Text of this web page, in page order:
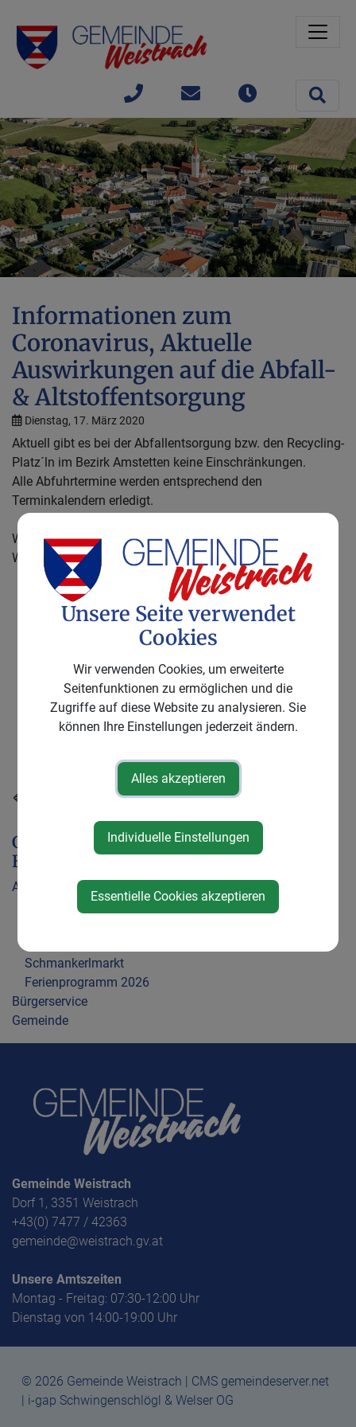
+43(0)
7477 /
42363
Gemeinde &
Bürgerservice
Aktuelles
Amtstafel
Schmankerlmarkt
Ferienprogramm 2026
Bürgerservice
Gemeinde
Informationen zum
Coronavirus, Aktuelle
Auswirkungen auf die Abfall-
& Altstoffentsorgung
Dienstag, 17. März 2020
Aktuell gibt es bei der Abfallentsorgung bzw. den Recycling-
Platz´ln im Bezirk Amstetten keine Einschränkungen.
Alle Abfuhrtermine werden entsprechend den
Terminkalendern erledigt.
Weitere Informationen erhalten Sie jeweils hier auf dieser
Website:www.gda.gv.at/Coronavirus
⇐ zurück
Gemeinde Weistrach
Dorf 1, 3351 Weistrach
+43(0) 7477 / 42363
gemeinde@weistrach.gv.at
Unsere Amtszeiten
Montag - Freitag: 07:30-12:00 Uhr
Dienstag von 14:00-19:00 Uhr
© 2026 Gemeinde Weistrach | CMS gemeindeserver.net
| i-gap Schwingenschlögl & Welser OG
Unsere Seite verwendet
Cookies
Wir verwenden Cookies, um erweiterte
Seitenfunktionen zu ermöglichen und die
Zugriffe auf diese Website zu analysieren. Sie
können Ihre Einstellungen jederzeit ändern.
Alles akzeptieren
Individuelle Einstellungen
Essentielle Cookies akzeptieren